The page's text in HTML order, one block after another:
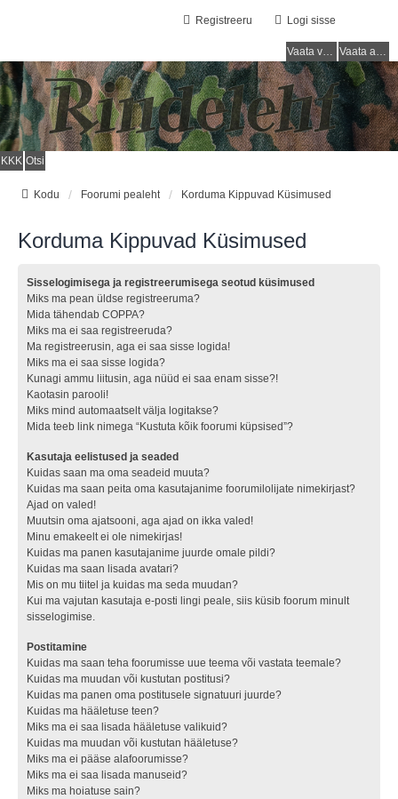
Logi sisse
Registreeru
Vaata vastamata teemasi Vaata aktiivseid teemasid
KKK Otsi
Kodu Foorumi pealeht Korduma Kippuvad Küsimused
Korduma Kippuvad Küsimused
Sisselogimisega ja registreerumisega seotud küsimused
Miks ma pean üldse registreeruma?
Mida tähendab COPPA?
Miks ma ei saa registreeruda?
Ma registreerusin, aga ei saa sisse logida!
Miks ma ei saa sisse logida?
Kunagi ammu liitusin, aga nüüd ei saa enam sisse?!
Kaotasin parooli!
Miks mind automaatselt välja logitakse?
Mida teeb link nimega “Kustuta kõik foorumi küpsised”?
Kasutaja eelistused ja seaded
Kuidas saan ma oma seadeid muuta?
Kuidas ma saan peita oma kasutajanime foorumilolijate nimekirjast?
Ajad on valed!
Muutsin oma ajatsooni, aga ajad on ikka valed!
Minu emakeelt ei ole nimekirjas!
Kuidas ma panen kasutajanime juurde omale pildi?
Kuidas ma saan lisada avatari?
Mis on mu tiitel ja kuidas ma seda muudan?
Kui ma vajutan kasutaja e-posti lingi peale, siis küsib foorum minult
sisselogimise.
Postitamine
Kuidas ma saan teha foorumisse uue teema või vastata teemale?
Kuidas ma muudan või kustutan postitusi?
Kuidas ma panen oma postitusele signatuuri juurde?
Kuidas ma hääletuse teen?
Miks ma ei saa lisada hääletuse valikuid?
Kuidas ma muudan või kustutan hääletuse?
Miks ma ei pääse alafoorumisse?
Miks ma ei saa lisada manuseid?
Miks ma hoiatuse sain?